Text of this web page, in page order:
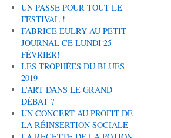
UN PASSE POUR TOUT LE
FESTIVAL !
FABRICE EULRY AU PETIT-
JOURNAL CE LUNDI 25
FÉVRIER!
LES TROPHÉES DU BLUES
2019
L’ART DANS LE GRAND
DÉBAT ?
UN CONCERT AU PROFIT DE
LA RÉINSERTION SOCIALE